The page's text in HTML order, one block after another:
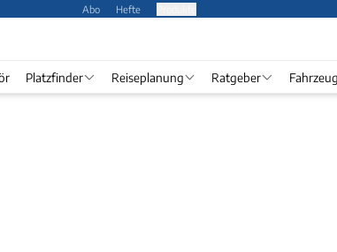
Abo Hefte
Platzfinder Reiseplanung Ratgeber